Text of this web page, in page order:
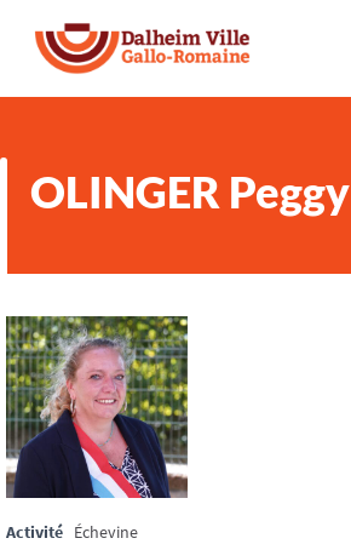
OLINGER Peggy
Activité Échevine